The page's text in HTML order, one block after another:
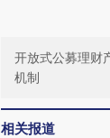
开放式公募理财
机制
相关报道